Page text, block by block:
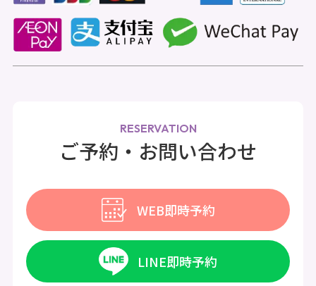
RESERVATION
ご予約・お問い合わせ
LINE即時予約
WEB即時予約